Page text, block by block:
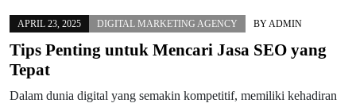
APRIL 23, 2025 DIGITAL MARKETING AGENCY BYADMIN
Tips Penting untuk Mencari Jasa SEO yang
Tepat
Dalam dunia digital yang semakin kompetitif, memiliki kehadiran